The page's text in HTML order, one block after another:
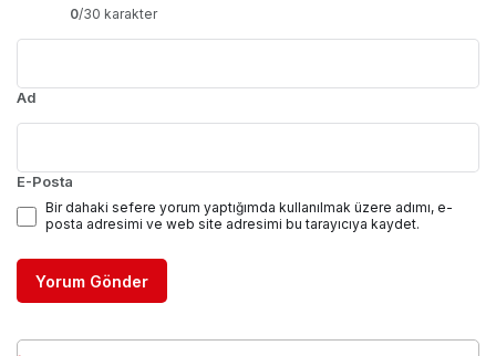
Yorumunuz
E-Posta
Bir dahaki sefere yorum yaptığımda kullanılmak üzere adımı, e-
posta adresimi ve web site adresimi bu tarayıcıya kaydet.